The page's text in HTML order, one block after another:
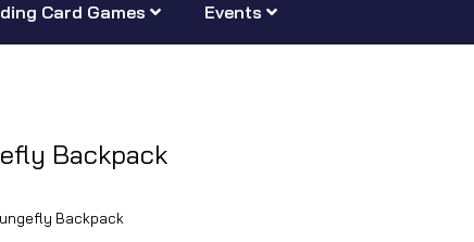
Card Games Events
Backpack
Backpack